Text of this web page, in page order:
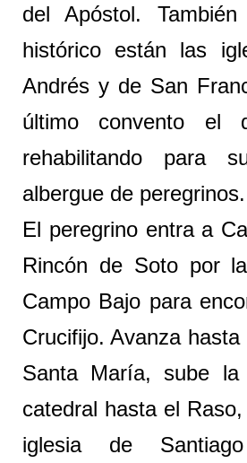
del Apóstol.
histórico están las
Andrés y de San
último convento el
rehabilitando para
albergue de peregrinos.
El peregrino entra a
Rincón de Soto por
Campo Bajo para
Crucifijo. Avanza
Santa María, sube
catedral hasta el
iglesia de